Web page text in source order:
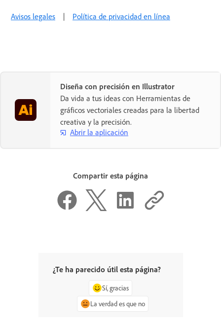
Avisos legales | Política de privacidad en línea
Diseña con precisión en Illustrator
Da vida a tus ideas con Herramientas de
gráficos vectoriales creadas para la libertad
creativa y la precisión.
Abrir la aplicación
Compartir esta página
¿Te ha parecido útil esta página?
Sí, gracias
La verdad es que no